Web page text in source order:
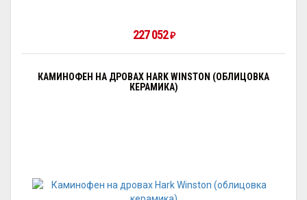
227 052₽
КАМИНОФЕН НА ДРОВАХ HARK WINSTON (ОБЛИЦОВКА
КЕРАМИКА)